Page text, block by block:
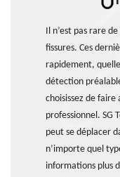
Il n’est pas rare
fissures. Ces
rapidement,
détection
choisissez de faire
professionnel. SG
peut se déplacer
n’importe quel
informations plus